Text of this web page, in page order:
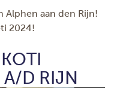
Alphen aan den Rijn!
2024!
A/D RIJN